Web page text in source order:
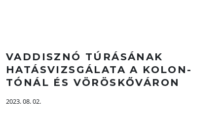
VADDISZNÓ TÚRÁSÁNAK
HATÁSVIZSGÁLATA A KOLON-
TÓNÁL ÉS VÖRÖSKŐVÁRON
2023. 08. 02.